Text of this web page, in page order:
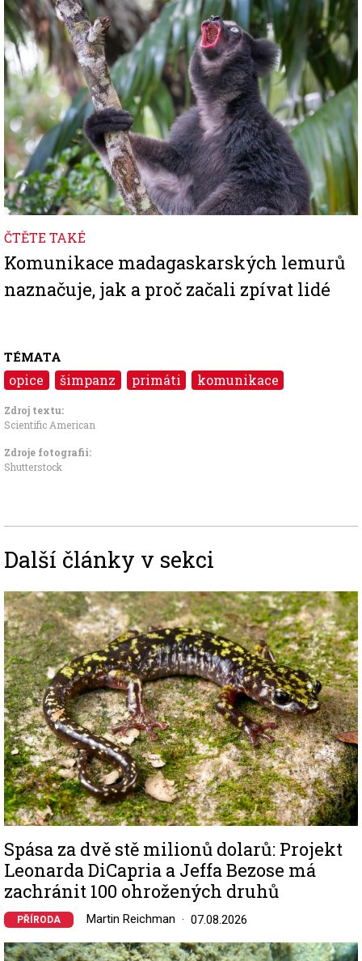
ČTĚTE TAKÉ
Komunikace madagaskarských lemurů
naznačuje, jak a proč začali zpívat lidé
TÉMATA
opice šimpanz primáti komunikace
Zdroj textu:
Scientific American
Zdroje fotografii:
Shutterstock
Další články v sekci
Image
Spása za dvě stě milionů dolarů: Projekt
Leonarda DiCapria a Jeffa Bezose má
zachránit 100 ohrožených druhů
PŘÍRODA Martin Reichman 07.08.2026
Image